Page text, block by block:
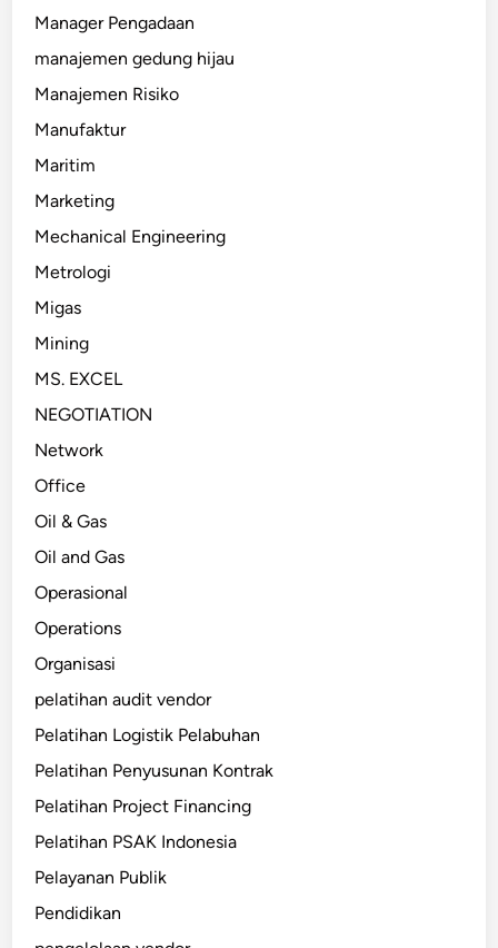
Manager Pengadaan
manajemen gedung hijau
Manajemen Risiko
Manufaktur
Maritim
Marketing
Mechanical Engineering
Metrologi
Migas
Mining
MS. EXCEL
NEGOTIATION
Network
Office
Oil & Gas
Oil and Gas
Operasional
Operations
Organisasi
pelatihan audit vendor
Pelatihan Logistik Pelabuhan
Pelatihan Penyusunan Kontrak
Pelatihan Project Financing
Pelatihan PSAK Indonesia
Pelayanan Publik
Pendidikan